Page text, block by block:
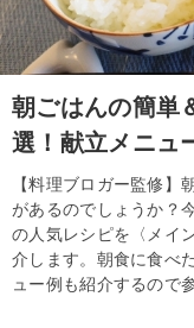
朝ごはんの簡単
選！献立メニュ
【料理ブロガー監修】
があるのでしょうか？
の人気レシピを〈メイ
介します。朝食に食べ
ュー例も紹介するので